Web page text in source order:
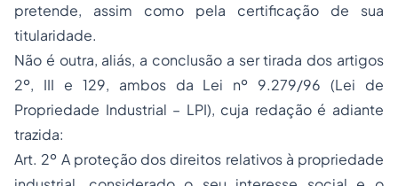
pretende, assim como pela certificação de sua
titularidade.
Não é outra, aliás, a conclusão a ser tirada dos artigos
2º, III e 129, ambos da Lei nº 9.279/96 (Lei de
Propriedade Industrial – LPI), cuja redação é adiante
trazida:
Art. 2º A proteção dos direitos relativos à propriedade